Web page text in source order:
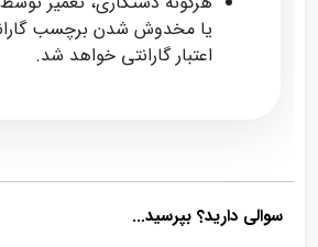
یا مخدوش شدن برچسب
اعتبار گارانتی خواهد شد.
سوالی دارید؟ بپرسید...